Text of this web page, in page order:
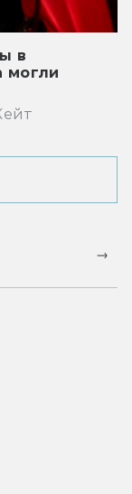
в
могли